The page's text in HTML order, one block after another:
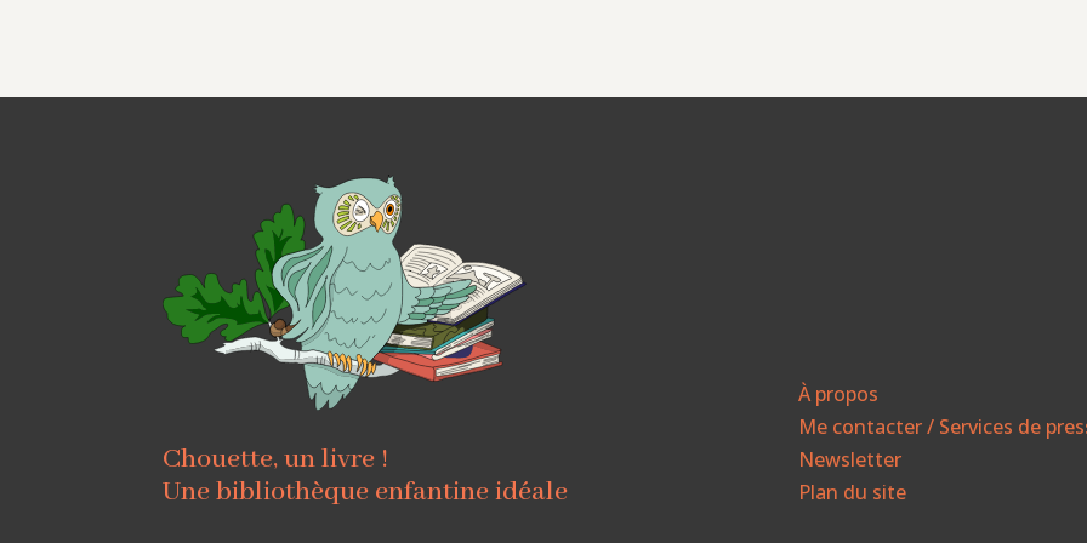
Chouette, un livre !
Une bibliothèque enfantine idéale
À propos
Me contacter / Services de
Newsletter
Plan du site